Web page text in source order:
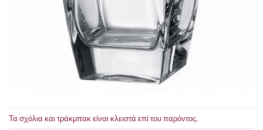
Τα σχόλια και τράκμπακ είναι κλειστά επί του παρόντος.